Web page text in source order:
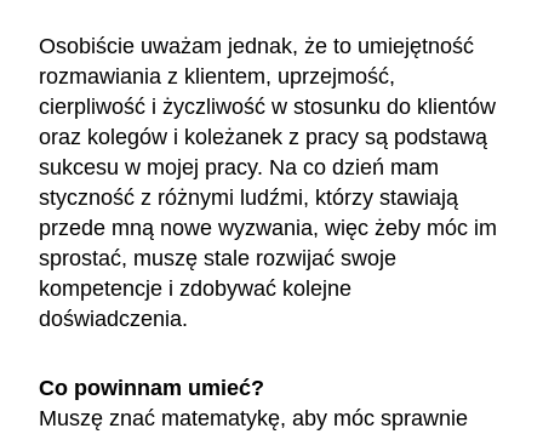
Osobiście uważam jednak, że to umiejętność
rozmawiania z klientem, uprzejmość,
cierpliwość i życzliwość w stosunku do klientów
oraz kolegów i koleżanek z pracy są podstawą
sukcesu w mojej pracy. Na co dzień mam
styczność z różnymi ludźmi, którzy stawiają
przede mną nowe wyzwania, więc żeby móc im
sprostać, muszę stale rozwijać swoje
kompetencje i zdobywać kolejne
doświadczenia.
Co powinnam umieć?
Muszę znać matematykę, aby móc sprawnie